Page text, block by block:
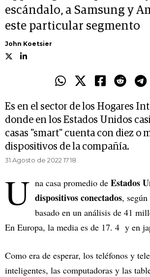
escándalo, a Samsung y
este particular segmento
John Koetsier
Es en el sector de los Hogares
donde en los Estados Unidos
casas "smart" cuenta con diez o
dispositivos de la compañía.
31 Agosto de 2022 17.18
U na casa promedio de Estados
dispositivos conectados,
basado en un análisis de 41
En Europa, la media es de 17. 4 y en
Como era de esperar, los teléfonos y
inteligentes, las computadoras y las